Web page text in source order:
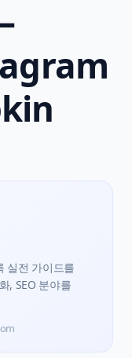
실전 가이드를
, SEO 분야를